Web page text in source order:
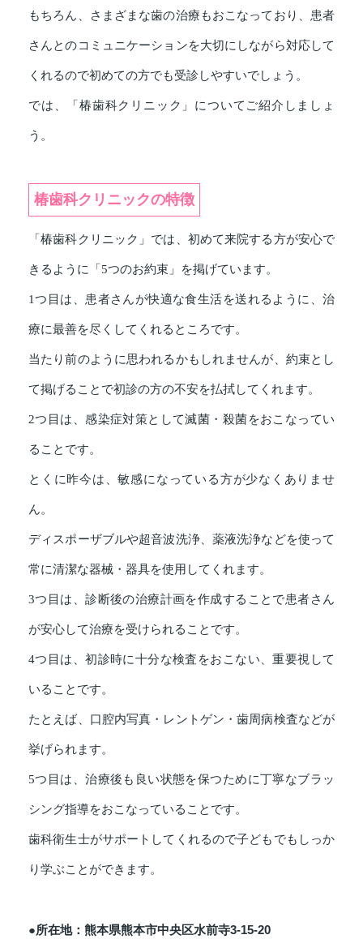
もちろん、さまざまな歯の治療もおこなっており、患者
さんとのコミュニケーションを大切にしながら対応して
くれるので初めての方でも受診しやすいでしょう。
では、「椿歯科クリニック」についてご紹介しましょ
う。
椿歯科クリニックの特徴
「椿歯科クリニック」では、初めて来院する方が安心で
きるように「5つのお約束」を掲げています。
1つ目は、患者さんが快適な食生活を送れるように、治
療に最善を尽くしてくれるところです。
当たり前のように思われるかもしれませんが、約束とし
て掲げることで初診の方の不安を払拭してくれます。
2つ目は、感染症対策として滅菌・殺菌をおこなってい
ることです。
とくに昨今は、敏感になっている方が少なくありませ
ん。
ディスポーザブルや超音波洗浄、薬液洗浄などを使って
常に清潔な器械・器具を使用してくれます。
3つ目は、診断後の治療計画を作成することで患者さん
が安心して治療を受けられることです。
4つ目は、初診時に十分な検査をおこない、重要視して
いることです。
たとえば、口腔内写真・レントゲン・歯周病検査などが
挙げられます。
5つ目は、治療後も良い状態を保つために丁寧なブラッ
シング指導をおこなっていることです。
歯科衛生士がサポートしてくれるので子どもでもしっか
り学ぶことができます。
●所在地：熊本県熊本市中央区水前寺3-15-20